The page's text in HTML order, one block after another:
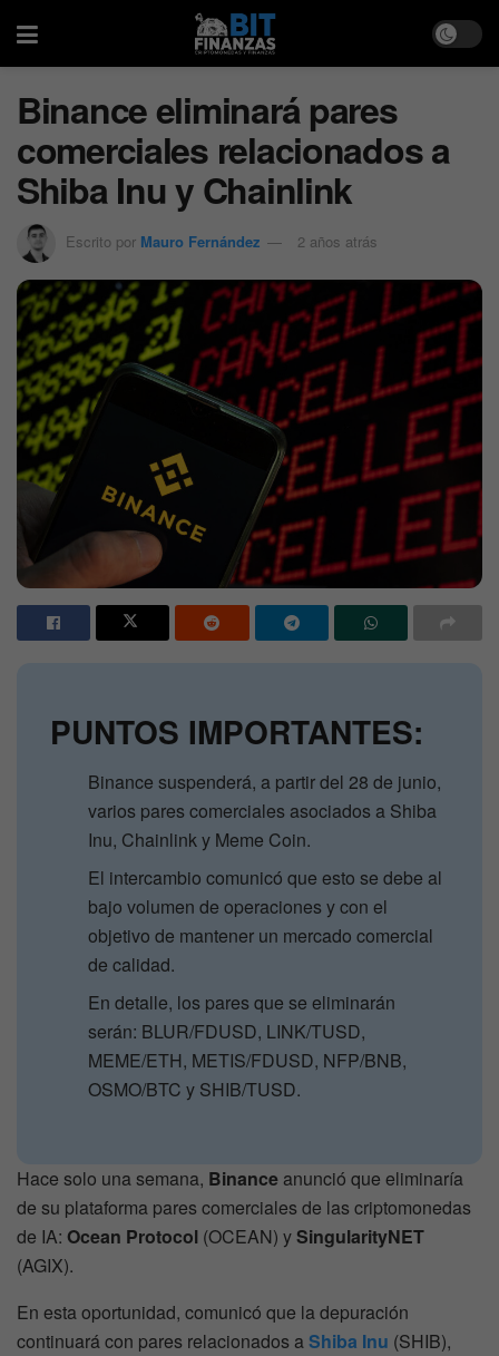
Binance eliminará pares
comerciales relacionados a
Shiba Inu y Chainlink
Escrito por Mauro Fernández 2 años atrás
PUNTOS IMPORTANTES:
Binance suspenderá, a partir del 28 de junio,
varios pares comerciales asociados a Shiba
Inu, Chainlink y Meme Coin.
El intercambio comunicó que esto se debe al
bajo volumen de operaciones y con el
objetivo de mantener un mercado comercial
de calidad.
En detalle, los pares que se eliminarán
serán: BLUR/FDUSD, LINK/TUSD,
MEME/ETH, METIS/FDUSD, NFP/BNB,
OSMO/BTC y SHIB/TUSD.
Hace solo una semana, Binance anunció que eliminaría
de su plataforma pares comerciales de las criptomonedas
de IA: Ocean Protocol (OCEAN) ySingularityNET
(AGIX).
En esta oportunidad, comunicó que la depuración
continuará con pares relacionados aShiba Inu (SHIB),